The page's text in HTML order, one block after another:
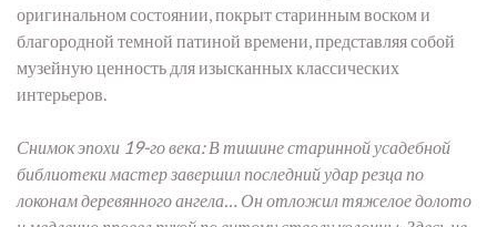
оригинальном состоянии, покрыт старинным воском и
благородной темной патиной времени, представляя собой
музейную ценность для изысканных классических
интерьеров.
Снимок эпохи 19-го века: В тишине старинной усадебной
библиотеки мастер завершил последний удар резца по
локонам деревянного ангела… Он отложил тяжелое долото